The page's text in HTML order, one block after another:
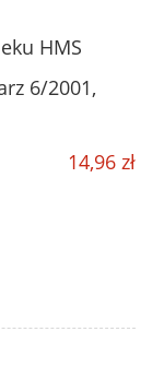
HMS
6/2001,
14,96 zł